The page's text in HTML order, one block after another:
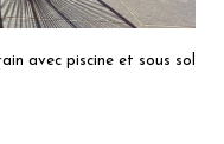
avec piscine et sous sol